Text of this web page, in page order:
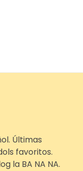
Últimas
favoritos.
la BA NA NA.